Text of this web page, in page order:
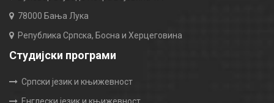
78000 Бања Лука
Република Српска, Босна и Херцеговина
Студијски програми
Српски језик и књижевност